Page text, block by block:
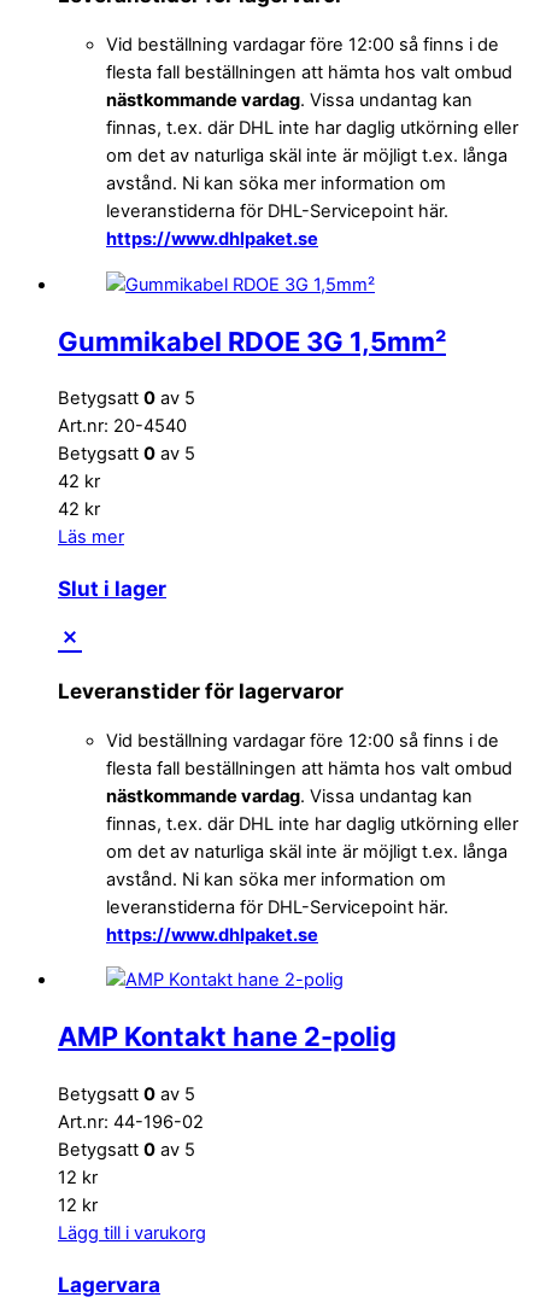
Vid beställning vardagar före 12:00 så finns i de
flesta fall beställningen att hämta hos valt ombud
nästkommande vardag. Vissa undantag kan
finnas, t.ex. där DHL inte har daglig utkörning eller
om det av naturliga skäl inte är möjligt t.ex. långa
avstånd. Ni kan söka mer information om
leveranstiderna för DHL-Servicepoint här.
https://www.dhlpaket.se
Gummikabel RDOE 3G 1,5mm²
Betygsatt 0 av 5
Art.nr: 20-4540
Betygsatt 0 av 5
42 kr
42 kr
Läs mer
Slut i lager
Leveranstider för lagervaror
Vid beställning vardagar före 12:00 så finns i de
flesta fall beställningen att hämta hos valt ombud
nästkommande vardag. Vissa undantag kan
finnas, t.ex. där DHL inte har daglig utkörning eller
om det av naturliga skäl inte är möjligt t.ex. långa
avstånd. Ni kan söka mer information om
leveranstiderna för DHL-Servicepoint här.
https://www.dhlpaket.se
AMP Kontakt hane 2-polig
Betygsatt 0 av 5
Art.nr: 44-196-02
Betygsatt 0 av 5
12 kr
12 kr
Lägg till i varukorg
Lagervara